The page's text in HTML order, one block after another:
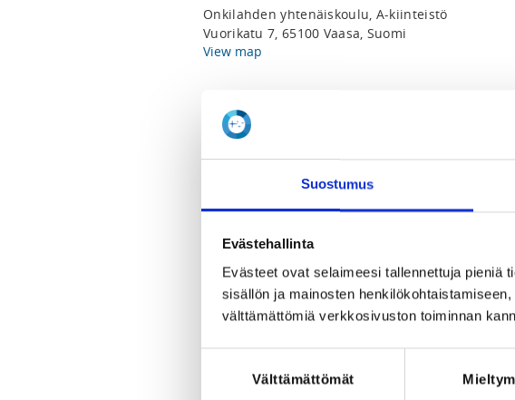
Suostumus
Evästehallinta
Evästeet ovat selaimeesi tallennettuja pieniä
sisällön ja mainosten
välttämättömiä verkkosivuston toiminnan
Välttämättömät
Onkilahden yhtenäiskoulu, A-kiinteistö
Vuorikatu 7, 65100 Vaasa, Suomi
View map
Vaasa
Mo 4.5.2026 at 00:00 - Fr 23.10.2026 at 23:59
PRICES
Jäsenhinta jälki-ilmoittautuminen 180,00 €
Ei-jäsenhinta 206,00 €
Sini Mattila
sini.mattila@voimistelu.fi
0400569867